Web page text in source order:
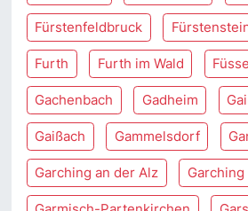
Fürstenfeldbruck
Furth Furth im Wald
Gachenbach Gadheim
Gaißach Gammelsdorf
Garching an der Alz